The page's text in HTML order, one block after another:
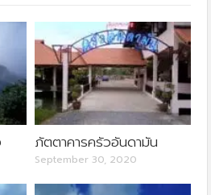
ภัตตาคารครัวอันดามัน
September 30, 2020